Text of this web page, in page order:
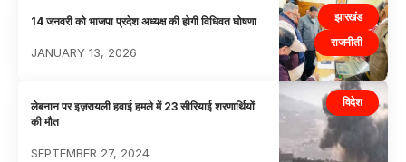
झारखंड
राजनीती
14 जनवरी को भाजपा प्रदेश अध्यक्ष की होगी विधिवत घोषणा
JANUARY 13, 2026
विदेश
लेबनान पर इज़रायली हवाई हमले में 23 सीरियाई शरणार्थियों
की मौत
SEPTEMBER 27, 2024